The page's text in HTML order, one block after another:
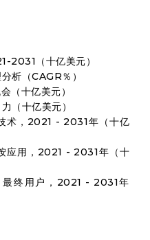
2031（十亿美元）
析（CAGR％）
（十亿美元）
（十亿美元）
术，2021 - 2031年（十亿
应用，2021 - 2031年（十
终用户，2021 - 2031年